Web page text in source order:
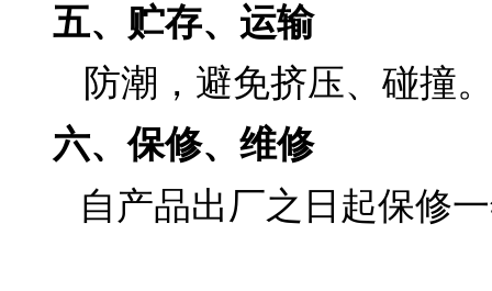
五、贮存、运输
防潮，避免挤压、碰撞
六、保修、维修
自产品出厂之日起保修